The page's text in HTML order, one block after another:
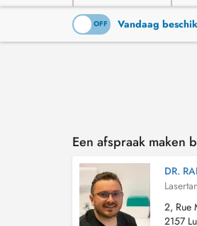
OFF Vandaag
Een afspraak maken
DR.
2, Rue
2157